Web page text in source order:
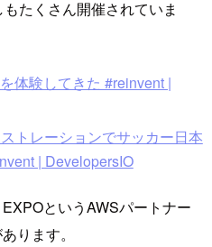
たくさん開催されていま
体験してきた #reinvent |
トレーションでサッカー日本
| DevelopersIO
というAWSパートナー
ります。